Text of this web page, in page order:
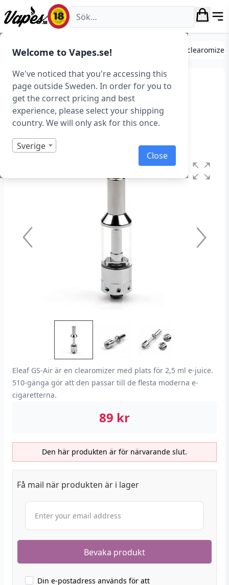
Welcome to Vapes.se!
We've noticed that you're accessing this
page outside Sweden. In order for you to
get the correct pricing and best
experience, please select your shipping
country. We will only ask for this once.
Sverige
Close
Vapes.se
Förångare, tanks och atomizers Standard tanks/
Eleaf GS-Air (16,5 mm) –
Utgående
Art.nr: 38334
Slut i lager
Eleaf GS-Air är en clearomizer med plats för 2,5 ml e-juice.
510-gänga gör att den passar till de flesta moderna e-
cigaretterna.
89 kr
Den här produkten är för närvarande slut.
Få mail när produkten är i lager
Din e-postadress används för att